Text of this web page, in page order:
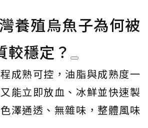
養殖烏魚子為何被
較穩定？
成熟可控，油脂與成熟度一
能立即放血、冰鮮並快速製
澤通透、無雜味，整體風味